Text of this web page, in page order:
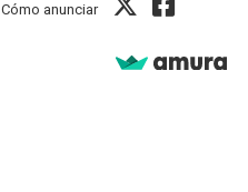
Cómo anunciar